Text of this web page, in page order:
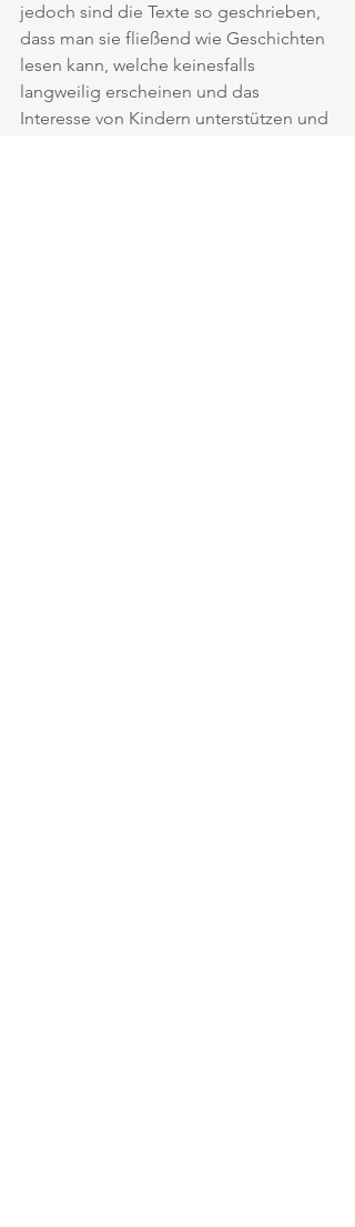
jedoch sind die Texte so geschrieben,
dass man sie fließend wie Geschichten
lesen kann, welche keinesfalls
langweilig erscheinen und das
Interesse von Kindern unterstützen und